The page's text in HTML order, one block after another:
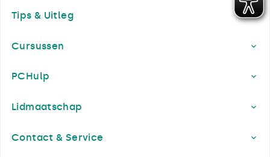
Tips & Uitleg
Cursussen
PCHulp
Lidmaatschap
Contact & Service